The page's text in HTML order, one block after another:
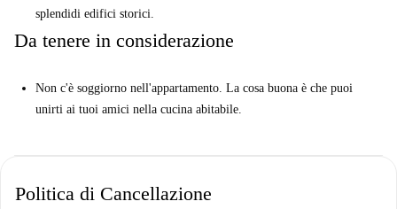
Puoi fare il tuo lavoro sulla terrazza
splendidi edifici storici.
Da tenere in considerazione
Non c'è soggiorno nell'appartamento. La cosa buona è che puoi
unirti ai tuoi amici nella cucina abitabile.
Politica di Cancellazione